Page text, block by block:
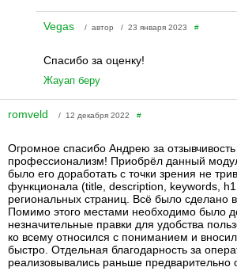
Vegas / автор / 23 января 2023 #
Спасибо за оценку!
Жауап беру
romveld / 12 декабря 2022 #
Огромное спасибо Андрею за отзывчивость
профессионализм! Приобрёл данный
было его доработать с точки зрения не
функционала (title, description, keywords,
региональных страниц. Всё было сделано
Помимо этого местами необходимо было
незначительные правки для удобства
ко всему относился с пониманием и
быстро. Отдельная благодарность за
реализовывались раньше предварительно